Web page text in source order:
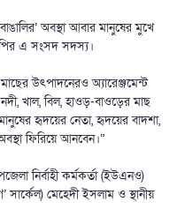
অবস্থা আবার মানুষের মুখে
এ সংসদ সদস্য।
উৎপাদনেরও অ্যারেঞ্জমেন্ট
খাল, বিল, হাওড়-বাওড়ের মাছ
হৃদয়ের নেতা, হৃদয়ের বাদশা,
ফিরিয়ে আনবেন।”
নির্বাহী কর্মকর্তা (ইউএনও)
মেহেদী ইসলাম ও স্থানীয়